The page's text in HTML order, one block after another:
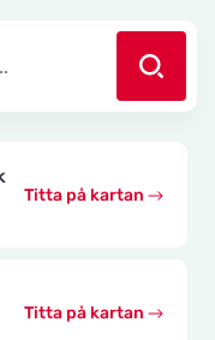
Titta på kartan
Titta på kartan